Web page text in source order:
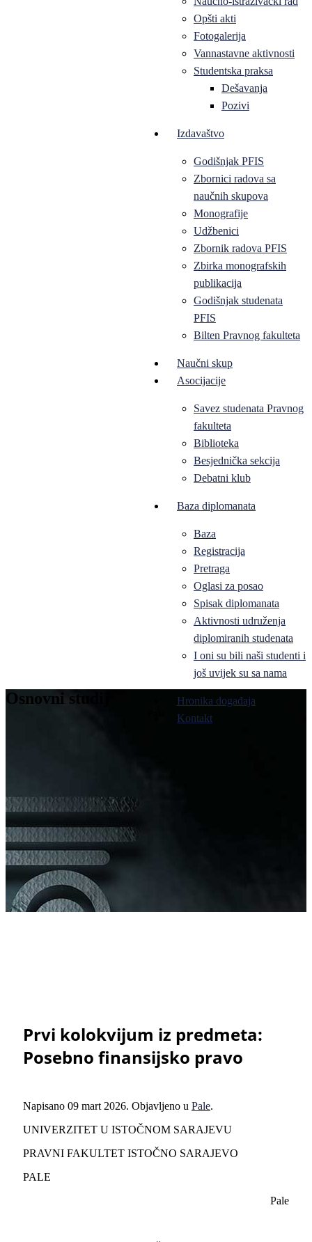
Opšti akti
Fotogalerija
Vannastavne aktivnosti
Studentska praksa
Dešavanja
Pozivi
Izdavaštvo
Godišnjak PFIS
Zbornici radova sa
naučnih skupova
Monografije
Udžbenici
Zbornik radova PFIS
Zbirka monografskih
publikacija
Godišnjak studenata
PFIS
Bilten Pravnog fakulteta
Naučni skup
Asocijacije
Savez studenata Pravnog
fakulteta
Biblioteka
Besjednička sekcija
Debatni klub
Baza diplomanata
Baza
Registracija
Pretraga
Oglasi za posao
Spisak diplomanata
Aktivnosti udruženja
diplomiranih studenata
I oni su bili naši studenti i
još uvijek su sa nama
Hronika događaja
Kontakt
Osnovni studij
Prvi kolokvijum iz predmeta:
Posebno finansijsko pravo
Napisano 09 mart 2026. Objavljeno u Pale.
UNIVERZITET U ISTOČNOM SARAJEVU
PRAVNI FAKULTET ISTOČNO SARAJEVO
PALE
Pale